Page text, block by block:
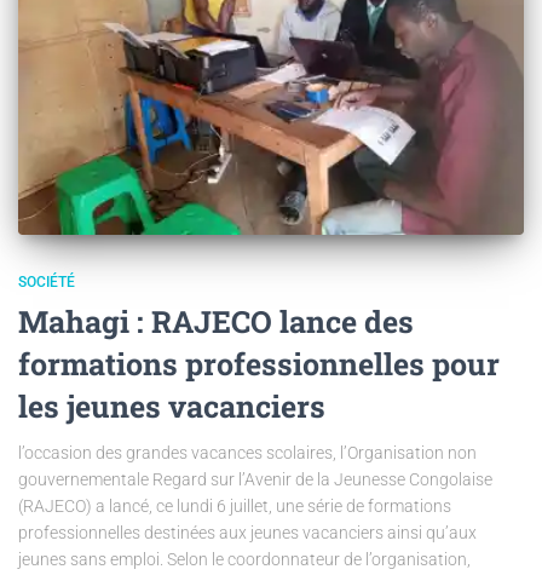
SOCIÉTÉ
Mahagi : RAJECO lance des
formations professionnelles pour
les jeunes vacanciers
l’occasion des grandes vacances scolaires, l’Organisation non
gouvernementale Regard sur l’Avenir de la Jeunesse Congolaise
(RAJECO) a lancé, ce lundi 6 juillet, une série de formations
professionnelles destinées aux jeunes vacanciers ainsi qu’aux
jeunes sans emploi. Selon le coordonnateur de l’organisation,